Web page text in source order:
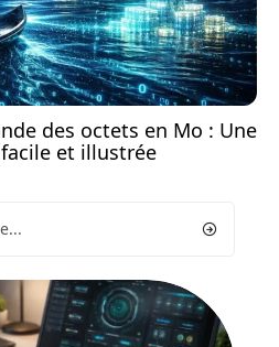
des octets en Mo : Une
et illustrée